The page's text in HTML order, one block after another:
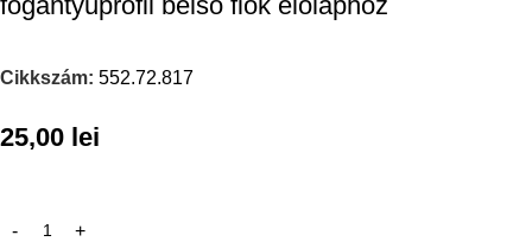
Cikkszám: 552.72.817
25,00 lei